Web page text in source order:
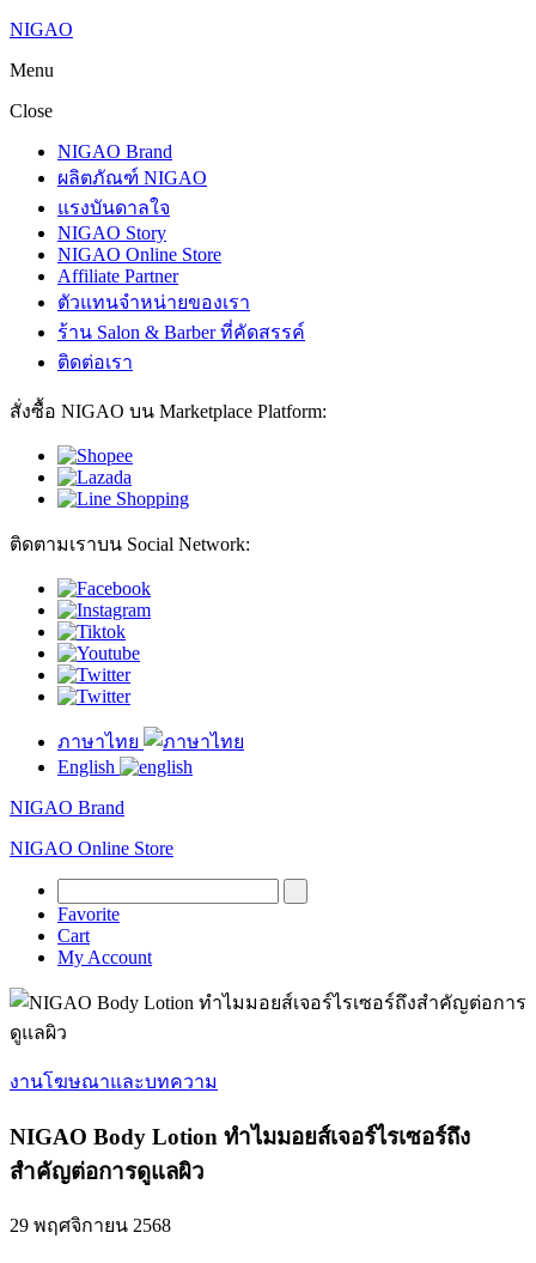
NIGAO
Menu
Close
NIGAO Brand
ผลิตภัณฑ์ NIGAO
แรงบันดาลใจ
NIGAO Story
NIGAO Online Store
Affiliate Partner
ตัวแทนจำหน่ายของเรา
ร้าน Salon & Barber ที่คัดสรรค์
ติดต่อเรา
สั่งซื้อ NIGAO บน Marketplace Platform:
ติดตามเราบน Social Network:
ภาษาไทย
English
NIGAO Brand
NIGAO Online Store
Favorite
Cart
My Account
งานโฆษณาและบทความ
NIGAO Body Lotion ทำไมมอยส์เจอร์ไรเซอร์ถึง
สำคัญต่อการดูแลผิว
29 พฤศจิกายน 2568